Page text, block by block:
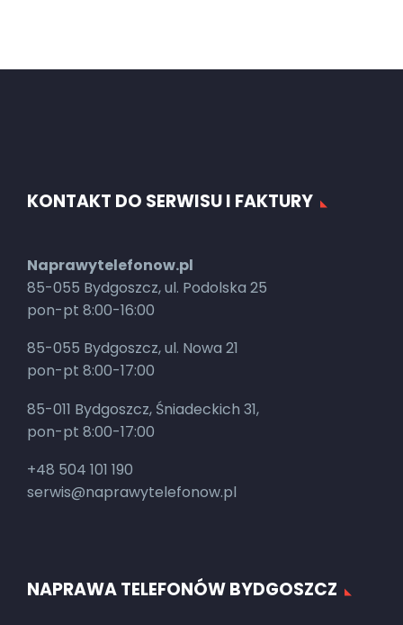
KONTAKT DO SERWISU I FAKTURY
Naprawytelefonow.pl
85-055 Bydgoszcz, ul. Podolska 25
pon-pt 8:00-16:00
85-055 Bydgoszcz, ul. Nowa 21
pon-pt 8:00-17:00
85-011 Bydgoszcz, Śniadeckich 31,
pon-pt 8:00-17:00
+48 504 101 190
serwis@naprawytelefonow.pl
NAPRAWA TELEFONÓW BYDGOSZCZ